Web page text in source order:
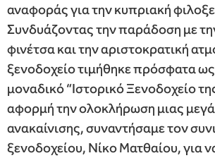
αναφοράς για την κυπριακή
Συνδυάζοντας την παράδοση με
φινέτσα και την αριστοκρατική
ξενοδοχείο τιμήθηκε πρόσφατα
μοναδικό “Ιστορικό Ξενοδοχείο
αφορμή την ολοκλήρωση μιας
ανακαίνισης, συναντήσαμε τον
ξενοδοχείου, Νίκο Ματθαίου, για